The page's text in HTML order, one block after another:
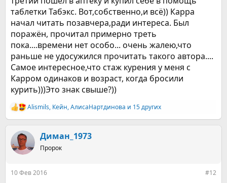
таблетки Табэкс. Вот,собственно,и всё)) Карра
начал читать позавчера,ради интереса. Был
поражён, прочитал примерно треть
пока....времени нет особо... очень жалею,что
раньше не удосужился прочитать такого автора....
Самое интересное,что стаж курения у меня с
Карром одинаков и возраст, когда бросили
курить)))Это знак свыше?))
Р
е
к
ц
и
Alismils, Кейн,АлисаНартдинова и 15 других
Диман_1973
Пророк
10 Фев 2016 #12